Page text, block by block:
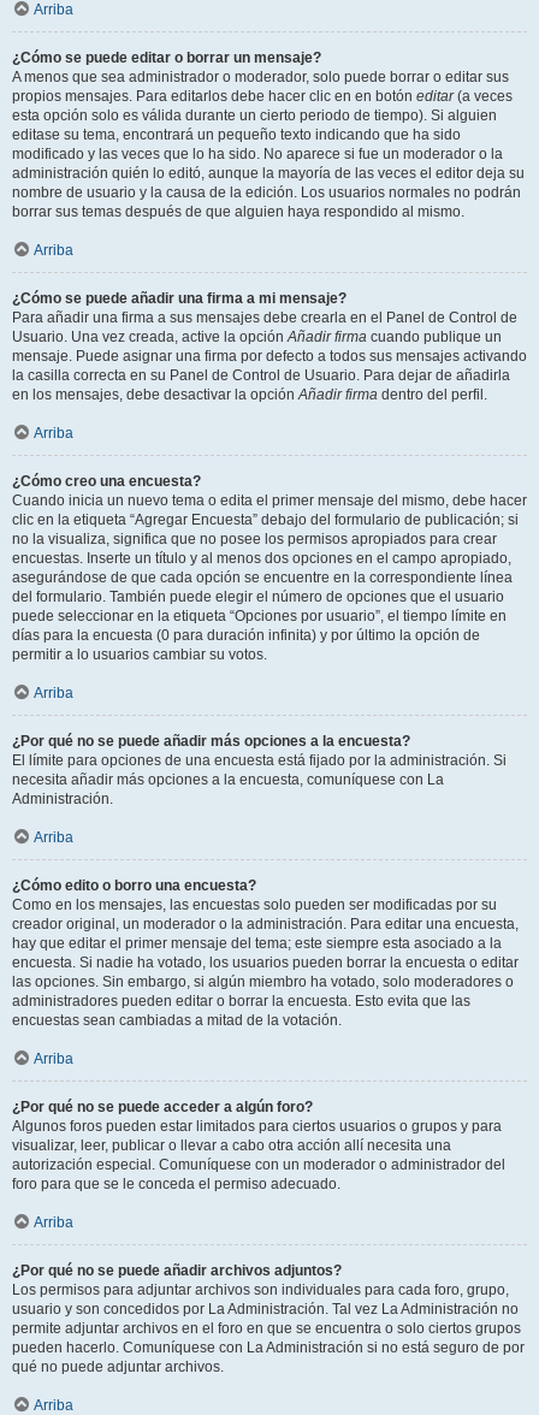
Arriba
¿Cómo se puede editar o borrar un mensaje?
A menos que sea administrador o moderador, solo puede borrar o editar sus
propios mensajes. Para editarlos debe hacer clic en en botón editar(a veces
esta opción solo es válida durante un cierto periodo de tiempo). Si alguien
editase su tema, encontrará un pequeño texto indicando que ha sido
modificado y las veces que lo ha sido. No aparece si fue un moderador o la
administración quién lo editó, aunque la mayoría de las veces el editor deja su
nombre de usuario y la causa de la edición. Los usuarios normales no podrán
borrar sus temas después de que alguien haya respondido al mismo.
Arriba
¿Cómo se puede añadir una firma a mi mensaje?
Para añadir una firma a sus mensajes debe crearla en el Panel de Control de
Usuario. Una vez creada, active la opciónAñadir firma cuando publique un
mensaje. Puede asignar una firma por defecto a todos sus mensajes activando
la casilla correcta en su Panel de Control de Usuario. Para dejar de añadirla
en los mensajes, debe desactivar la opciónAñadir firma dentro del perfil.
Arriba
¿Cómo creo una encuesta?
Cuando inicia un nuevo tema o edita el primer mensaje del mismo, debe hacer
clic en la etiqueta “Agregar Encuesta” debajo del formulario de publicación; si
no la visualiza, significa que no posee los permisos apropiados para crear
encuestas. Inserte un título y al menos dos opciones en el campo apropiado,
asegurándose de que cada opción se encuentre en la correspondiente línea
del formulario. También puede elegir el número de opciones que el usuario
puede seleccionar en la etiqueta “Opciones por usuario”, el tiempo límite en
días para la encuesta (0 para duración infinita) y por último la opción de
permitir a lo usuarios cambiar su votos.
Arriba
¿Por qué no se puede añadir más opciones a la encuesta?
El límite para opciones de una encuesta está fijado por la administración. Si
necesita añadir más opciones a la encuesta, comuníquese con La
Administración.
Arriba
¿Cómo edito o borro una encuesta?
Como en los mensajes, las encuestas solo pueden ser modificadas por su
creador original, un moderador o la administración. Para editar una encuesta,
hay que editar el primer mensaje del tema; este siempre esta asociado a la
encuesta. Si nadie ha votado, los usuarios pueden borrar la encuesta o editar
las opciones. Sin embargo, si algún miembro ha votado, solo moderadores o
administradores pueden editar o borrar la encuesta. Esto evita que las
encuestas sean cambiadas a mitad de la votación.
Arriba
¿Por qué no se puede acceder a algún foro?
Algunos foros pueden estar limitados para ciertos usuarios o grupos y para
visualizar, leer, publicar o llevar a cabo otra acción allí necesita una
autorización especial. Comuníquese con un moderador o administrador del
foro para que se le conceda el permiso adecuado.
Arriba
¿Por qué no se puede añadir archivos adjuntos?
Los permisos para adjuntar archivos son individuales para cada foro, grupo,
usuario y son concedidos por La Administración. Tal vez La Administración no
permite adjuntar archivos en el foro en que se encuentra o solo ciertos grupos
pueden hacerlo. Comuníquese con La Administración si no está seguro de por
qué no puede adjuntar archivos.
Arriba